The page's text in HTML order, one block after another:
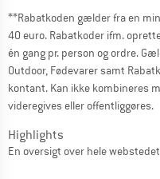
**Rabatkoden gælder fra en
40 euro. Rabatkoder ifm.
én gang pr. person og ordre.
Outdoor, Fødevarer samt
kontant. Kan ikke kombineres
videregives eller offentliggøres.
Highlights
En oversigt over hele